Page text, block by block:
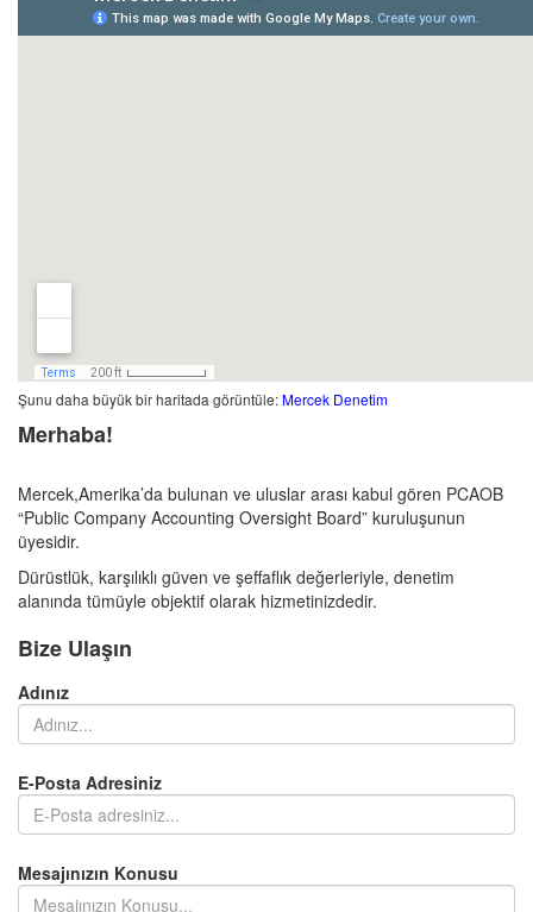
Şunu daha büyük bir haritada görüntüle:Mercek Denetim
Merhaba!
Mercek,Amerika’da bulunan ve uluslar arası kabul gören PCAOB
“Public Company Accounting Oversight Board” kuruluşunun
üyesidir.
Dürüstlük, karşılıklı güven ve şeffaflık değerleriyle, denetim
alanında tümüyle objektif olarak hizmetinizdedir.
Bize Ulaşın
Adınız
E-Posta Adresiniz
Mesajınızın Konusu